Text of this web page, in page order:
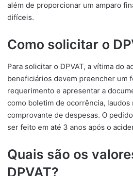
além de proporcionar um amparo
difíceis.
Como solicitar o
Para solicitar o DPVAT, a vítima do
beneficiários devem preencher um
requerimento e apresentar a
como boletim de ocorrência, laudos
comprovante de despesas. O
ser feito em até 3 anos após o
Quais são os
DPVAT?